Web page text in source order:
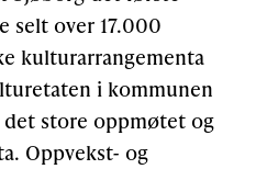
selt over 17.000
kulturarrangementa
i kommunen
store oppmøtet og
Oppvekst- og